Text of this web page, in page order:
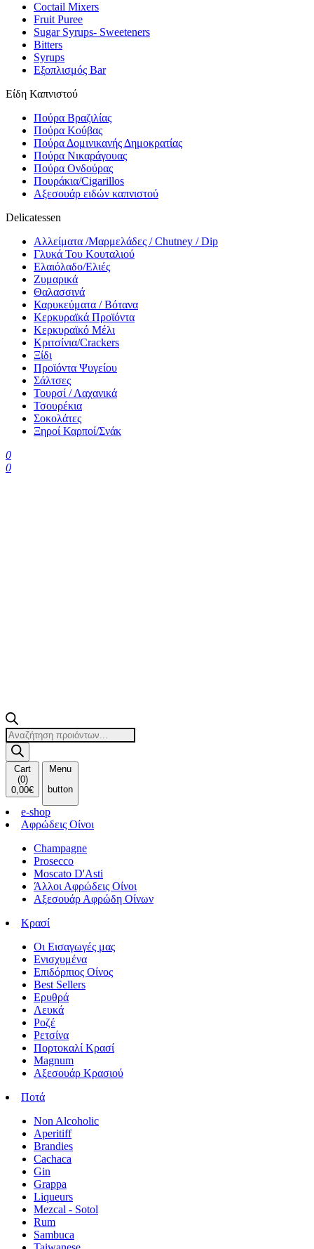
Coctail Mixers
Fruit Puree
Sugar Syrups- Sweeteners
Bitters
Syrups
Εξοπλισμός Bar
Είδη Καπνιστού
Πούρα Βραζιλίας
Πούρα Κούβας
Πούρα Δομινικανής Δημοκρατίας
Πούρα Νικαράγουας
Πούρα Ονδούρας
Πουράκια/Cigarillos
Αξεσουάρ ειδών καπνιστού
Delicatessen
Αλλείματα /Μαρμελάδες / Chutney / Dip
Γλυκά Του Κουταλιού
Ελαιόλαδο/Ελιές
Ζυμαρικά
Θαλασσινά
Καρυκεύματα / Βότανα
Κερκυραϊκά Προϊόντα
Κερκυραϊκό Μέλι
Κριτσίνια/Crackers
Ξίδι
Προϊόντα Ψυγείου
Σάλτσες
Τουρσί / Λαχανικά
Τσουρέκια
Σοκολάτες
Ξηροί Καρποί/Σνάκ
0
0
Products
search
Cart
(0)
0,00€
Menu
button
e-shop
Αφρώδεις Οίνοι
Champagne
Prosecco
Moscato D'Asti
Άλλοι Αφρώδεις Οίνοι
Αξεσουάρ Αφρώδη Οίνων
Κρασί
Οι Εισαγωγές μας
Ενισχυμένα
Επιδόρπιος Οίνος
Best Sellers
Ερυθρά
Λευκά
Ροζέ
Ρετσίνα
Πορτοκαλί Κρασί
Magnum
Αξεσουάρ Κρασιού
Ποτά
Non Alcoholic
Aperitiff
Brandies
Cachaca
Gin
Grappa
Liqueurs
Mezcal - Sotol
Rum
Sambuca